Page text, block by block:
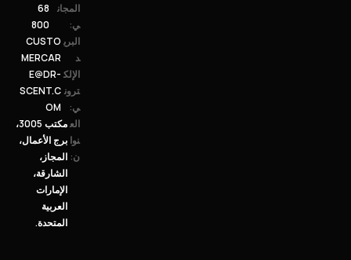
المجان
ي:
68
800
البري
د
الإلك
ترون
ي:
CUSTO
MERCAR
E@DR-
SCENT.C
OM
الع
نوا
ن:
مكتب 3005،
برج الأعمال،
المجاز،
الشارقة،
الإمارات
العربية
المتحدة.